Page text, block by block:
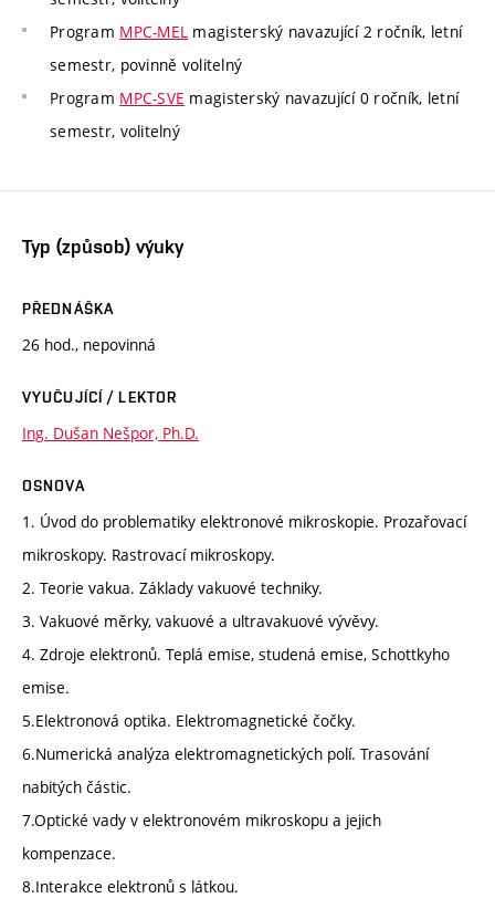
Program MPC-MEL magisterský navazující 2 ročník, letní
semestr, povinně volitelný
Program MPC-SVE magisterský navazující 0 ročník, letní
semestr, volitelný
Typ (způsob) výuky
PŘEDNÁŠKA
26 hod., nepovinná
VYUČUJÍCÍ / LEKTOR
Ing. Dušan Nešpor, Ph.D.
OSNOVA
1. Úvod do problematiky elektronové mikroskopie. Prozařovací
mikroskopy. Rastrovací mikroskopy.
2. Teorie vakua. Základy vakuové techniky.
3. Vakuové měrky, vakuové a ultravakuové vývěvy.
4. Zdroje elektronů. Teplá emise, studená emise, Schottkyho
emise.
5.Elektronová optika. Elektromagnetické čočky.
6.Numerická analýza elektromagnetických polí. Trasování
nabitých částic.
7.Optické vady v elektronovém mikroskopu a jejich
kompenzace.
8.Interakce elektronů s látkou.